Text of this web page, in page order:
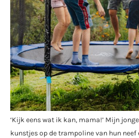
‘Kijk eens wat ik kan, mama!’ Mijn
kunstjes op de trampoline van hun neef